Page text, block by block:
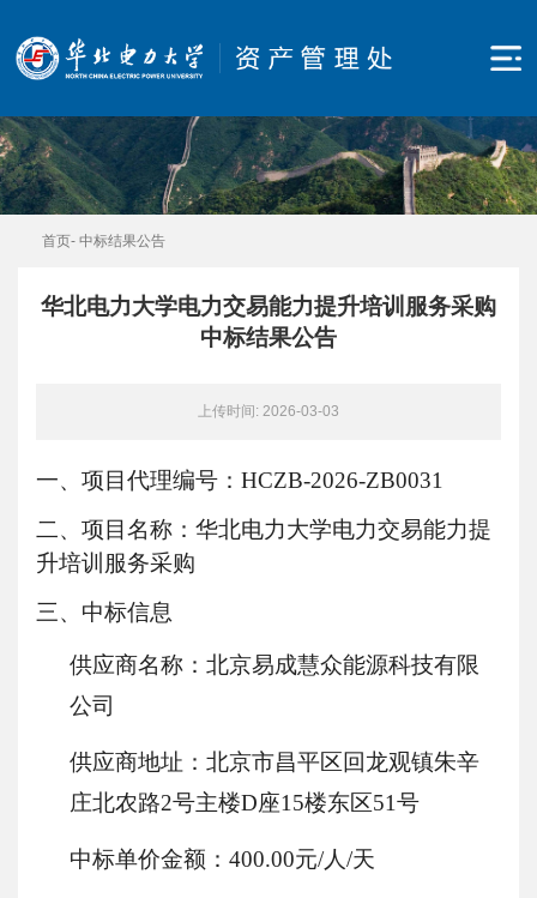
首页- 中标结果公告
华北电力大学电力交易能力提升培训服务采购
中标结果公告
上传时间: 2026-03-03
一、项目代理编号： HCZB-2026-ZB0031
二、项目名称：华北电力大学电力交易能力提
升培训服务采购
三、中标信息
供应商名称：北京易成慧众能源科技有限
公司
供应商地址：北京市昌平区回龙观镇朱辛
庄北农路2号主楼D座15楼东区51号
中标单价金额： 400.00元/人/天